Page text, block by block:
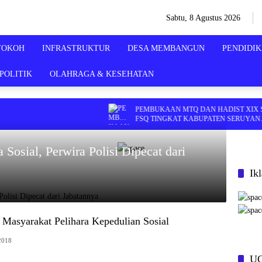
Sabtu, 8 Agustus 2026
INFRASTRUKTUR DESA MEMBANGUN
POLITIK OLAHRAGA & KESEHATAN
PEMBUKAAN MTQ DAN HADIST XIX
FSQ TINGKAT KABUPATEN SERUYAN
TAHUN 2026 DI HADIRI KAPOLRES DAN
Perwira Polisi Dipecat dari
Pelihara Kepedulian Sosial